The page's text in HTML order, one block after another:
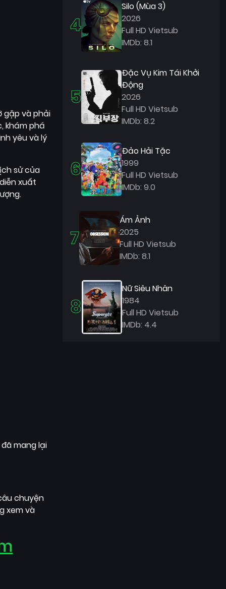
gặp và phải
khám phá
yêu và lý
sử của
xuất
đã mang lại
chuyện
xem và
4
Silo (Mùa 3)
2026
Full HD Vietsub
IMDb: 8.1
5
Đặc Vụ Kim Tái Khởi
Động
2026
Full HD Vietsub
IMDb: 8.2
6
Đảo Hải Tặc
1999
Full HD Vietsub
IMDb: 9.0
7
Ám Ảnh
2025
Full HD Vietsub
IMDb: 8.1
8
Nữ Siêu Nhân
1984
Full HD Vietsub
IMDb: 4.4